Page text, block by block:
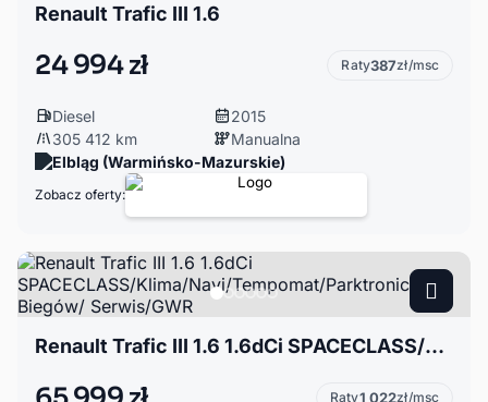
Renault Trafic III 1.6
24 994 zł Raty387zł/msc
Diesel
2015
305 412 km
Manualna
Elbląg (Warmińsko-Mazurskie)
Zobacz oferty:
Renault Trafic III 1.6 1.6dCi SPACECLASS/Klima/Navi/Tempomat/Parktronic/6 Biegów/ Serwis/GWR
Raty1 022zł/msc